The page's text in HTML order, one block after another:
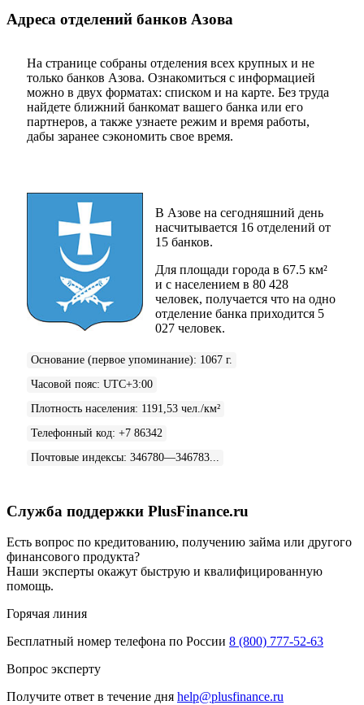
Адреса отделений банков Азова
На странице собраны отделения всех крупных и не
только банков Азова. Ознакомиться с информацией
можно в двух форматах: списком и на карте. Без труда
найдете ближний банкомат вашего банка или его
партнеров, а также узнаете режим и время работы,
дабы заранее сэкономить свое время.
В Азове на сегодняшний день
насчитывается 16 отделений от
15 банков.
Для площади города в 67.5 км²
и с населением в 80 428
человек, получается что на одно
отделение банка приходится 5
027 человек.
Основание (первое упоминание): 1067 г.
Часовой пояс: UTC+3:00
Плотность населения: 1191,53 чел./км²
Телефонный код: +7 86342
Почтовые индексы: 346780—346783...
Служба поддержки PlusFinance.ru
Есть вопрос по кредитованию, получению займа или другого
финансового продукта?
Наши эксперты окажут быструю и квалифицированную
помощь.
Горячая линия
Бесплатный номер телефона по России 8 (800) 777-52-63
Вопрос эксперту
Получите ответ в течение дня help@plusfinance.ru